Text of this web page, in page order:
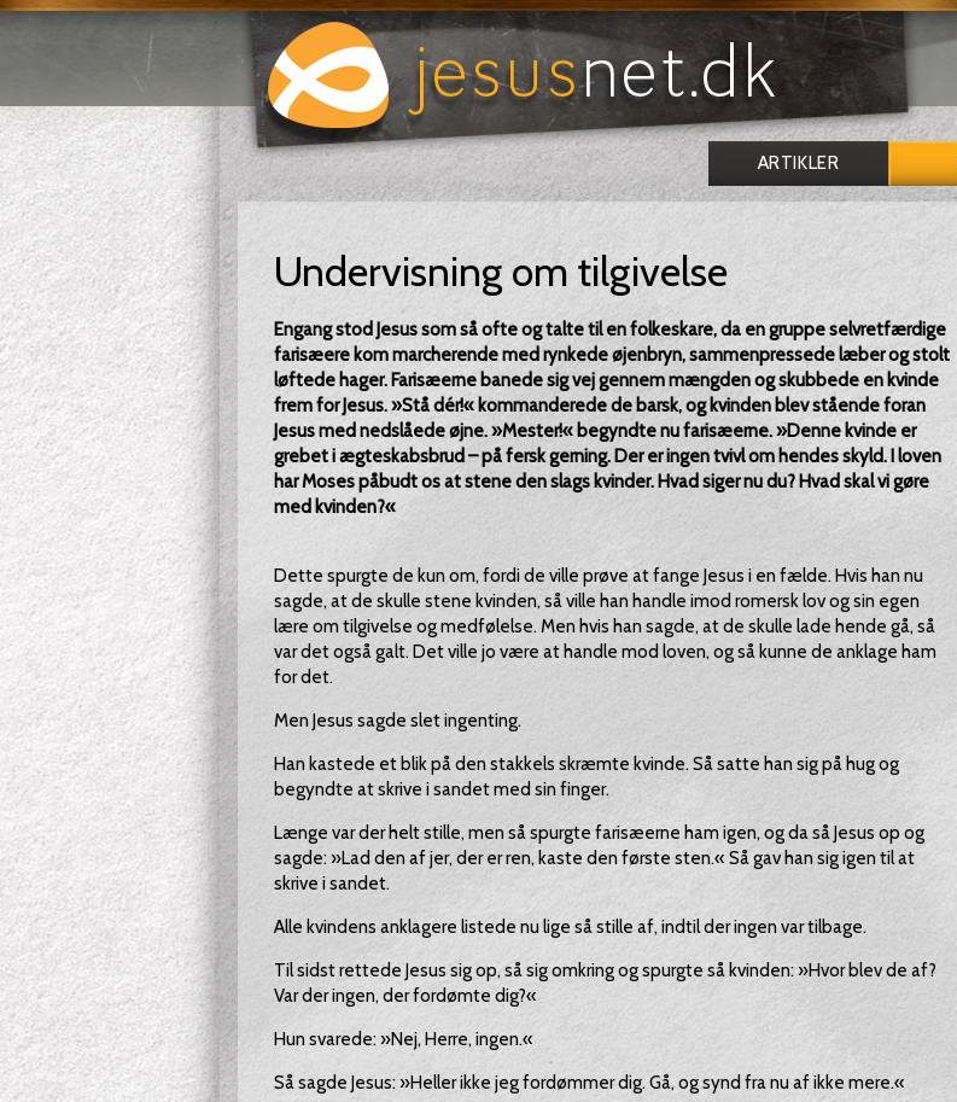
ARTIKLER
Undervisning om tilgivelse
Engang stod Jesus som så ofte og talte til en folkeskare, da en gruppe selvretfærdige
farisæere kom marcherende med rynkede øjenbryn, sammenpressede læber og stolt
løftede hager. Farisæerne banede sig vej gennem mængden og skubbede en kvinde
frem for Jesus. »Stå dér!« kommanderede de barsk, og kvinden blev stående foran
Jesus med nedslåede øjne. »Mester!« begyndte nu farisæerne. »Denne kvinde er
grebet i ægteskabsbrud – på fersk gerning. Der er ingen tvivl om hendes skyld. I loven
har Moses påbudt os at stene den slags kvinder. Hvad siger nu du? Hvad skal vi gøre
med kvinden?«
Dette spurgte de kun om, fordi de ville prøve at fange Jesus i en fælde. Hvis han nu
sagde, at de skulle stene kvinden, så ville han handle imod romersk lov og sin egen
lære om tilgivelse og medfølelse. Men hvis han sagde, at de skulle lade hende gå, så
var det også galt. Det ville jo være at handle mod loven, og så kunne de anklage ham
for det.
Men Jesus sagde slet ingenting.
Han kastede et blik på den stakkels skræmte kvinde. Så satte han sig på hug og
begyndte at skrive i sandet med sin finger.
Længe var der helt stille, men så spurgte farisæerne ham igen, og da så Jesus op og
sagde: »Lad den af jer, der er ren, kaste den første sten.« Så gav han sig igen til at
skrive i sandet.
Alle kvindens anklagere listede nu lige så stille af, indtil der ingen var tilbage.
Til sidst rettede Jesus sig op, så sig omkring og spurgte så kvinden: »Hvor blev de af?
Var der ingen, der fordømte dig?«
Hun svarede: »Nej, Herre, ingen.«
Så sagde Jesus: »Heller ikke jeg fordømmer dig. Gå, og synd fra nu af ikke mere.«